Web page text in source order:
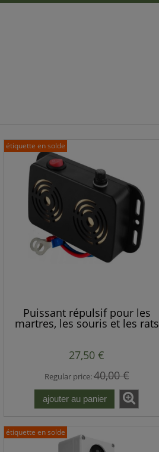
Puissant répulsif pour les
martres, les souris et les rats
27,50 €
Regular price:40,00 €
ajouter au panier
étiquette en solde
étiquette en solde